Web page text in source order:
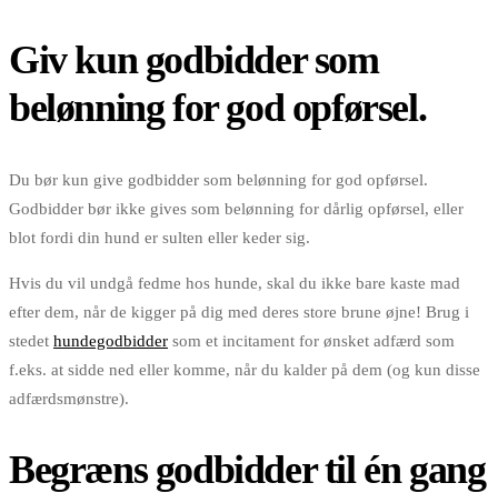
Giv kun godbidder som
belønning for god opførsel.
Du bør kun give godbidder som belønning for god opførsel.
Godbidder bør ikke gives som belønning for dårlig opførsel, eller
blot fordi din hund er sulten eller keder sig.
Hvis du vil undgå fedme hos hunde, skal du ikke bare kaste mad
efter dem, når de kigger på dig med deres store brune øjne! Brug i
stedet hundegodbidder som et incitament for ønsket adfærd som
f.eks. at sidde ned eller komme, når du kalder på dem (og kun disse
adfærdsmønstre).
Begræns godbidder til én gang